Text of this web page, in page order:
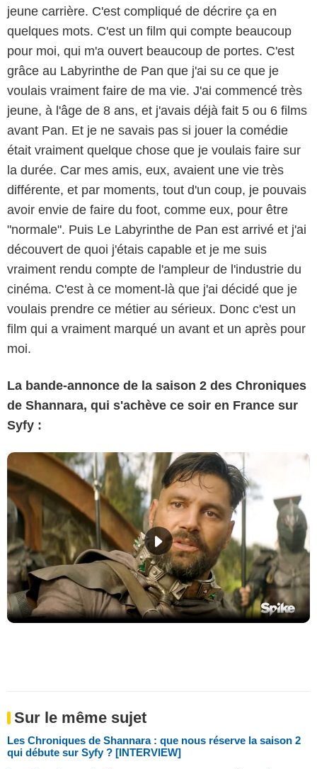
jeune carrière. C'est compliqué de décrire ça en
quelques mots. C'est un film qui compte beaucoup
pour moi, qui m'a ouvert beaucoup de portes. C'est
grâce au Labyrinthe de Pan que j'ai su ce que je
voulais vraiment faire de ma vie. J'ai commencé très
jeune, à l'âge de 8 ans, et j'avais déjà fait 5 ou 6 films
avant Pan. Et je ne savais pas si jouer la comédie
était vraiment quelque chose que je voulais faire sur
la durée. Car mes amis, eux, avaient une vie très
différente, et par moments, tout d'un coup, je pouvais
avoir envie de faire du foot, comme eux, pour être
"normale". Puis Le Labyrinthe de Pan est arrivé et j'ai
découvert de quoi j'étais capable et je me suis
vraiment rendu compte de l'ampleur de l'industrie du
cinéma. C'est à ce moment-là que j'ai décidé que je
voulais prendre ce métier au sérieux. Donc c'est un
film qui a vraiment marqué un avant et un après pour
moi.
La bande-annonce de la saison 2 des Chroniques
de Shannara, qui s'achève ce soir en France sur
Syfy :
Sur le même sujet
Les Chroniques de Shannara : que nous réserve la saison 2
qui débute sur Syfy ? [INTERVIEW]